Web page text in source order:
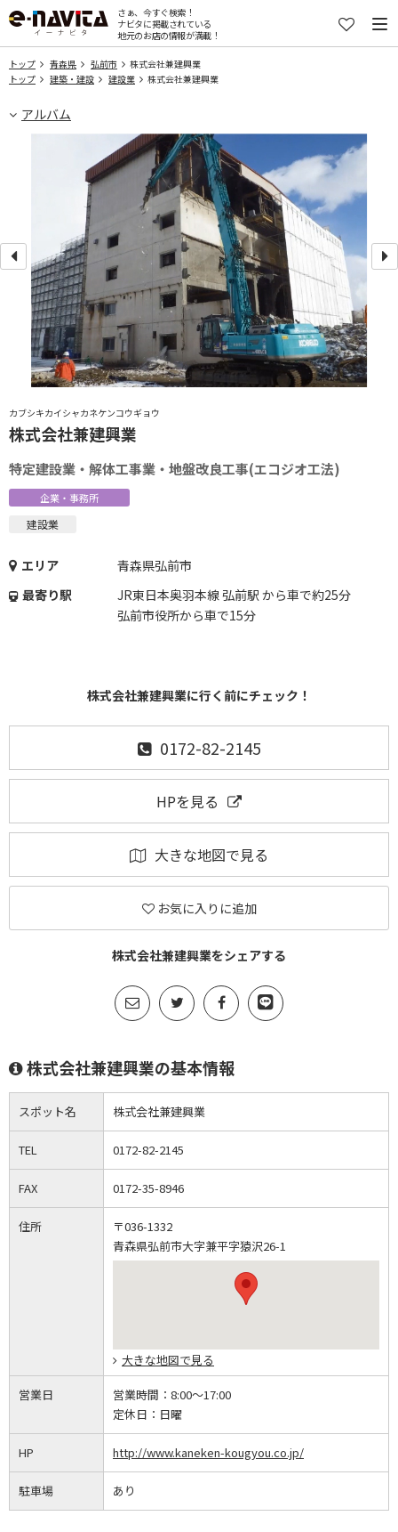
さぁ、今すぐ検索！
ナビタに掲載されている
地元のお店の情報が満載！
トップ 青森県 弘前市
株式会社兼建興業
トップ
建築・建設 建設業 株式会社兼建興業
アルバム
カブシキカイシャカネケンコウギョウ
株式会社兼建興業
特定建設業・解体工事業・地盤改良工事(エコジオ工法)
企業・事務所
建設業
エリア
青森県弘前市
最寄り駅
JR東日本奥羽本線 弘前駅 から車で約25分
弘前市役所から車で15分
株式会社兼建興業に行く前にチェック！
0172-82-2145
HPを見る
大きな地図で見る
お気に入りに追加
株式会社兼建興業をシェアする
株式会社兼建興業の基本情報
スポット名 株式会社兼建興業
TEL 0172-82-2145
FAX 0172-35-8946
住所
〒036-1332
青森県弘前市大字兼平字猿沢26-1
大きな地図で見る
営業日 営業時間： 8:00～17:00
定休日： 日曜
HP http://www.kaneken-kougyou.co.jp/
駐車場 あり